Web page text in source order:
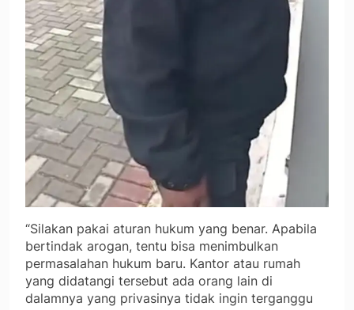
“Silakan pakai aturan hukum yang benar. Apabila
bertindak arogan, tentu bisa menimbulkan
permasalahan hukum baru. Kantor atau rumah
yang didatangi tersebut ada orang lain di
dalamnya yang privasinya tidak ingin terganggu